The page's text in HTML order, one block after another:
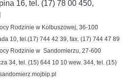
16, tel. (17) 78 00 450,
Rodzinie w Kolbuszowej, 36-100
10, tel.(17) 744 42 39, fax. (17) 744 47 89
Rodzinie w Sandomierzu, 27-600
34, tel. (15) 644 10 10 wew. 344, tel. (15)